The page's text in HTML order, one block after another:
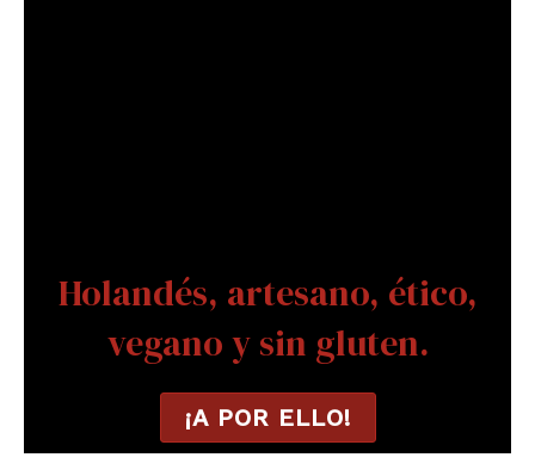
Holandés, artesano, ético,
vegano y sin gluten.
¡A POR ELLO!